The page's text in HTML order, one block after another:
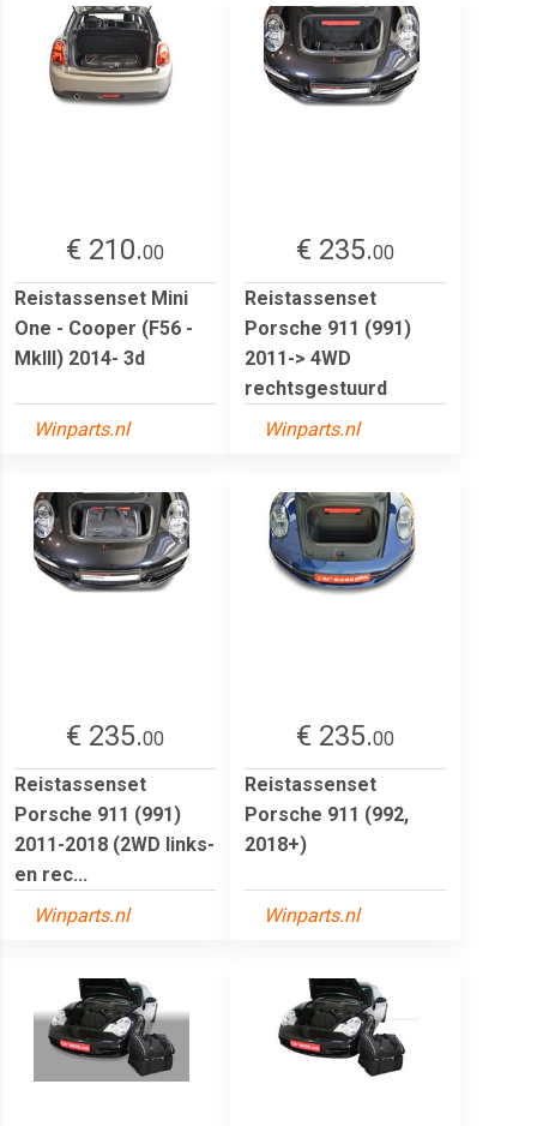
€ 210.00
Reistassenset Mini
One - Cooper (F56 -
MkIII) 2014- 3d
Winparts.nl
€ 235.00
Reistassenset
Porsche 911 (991)
2011-> 4WD
rechtsgestuurd
Winparts.nl
€ 235.00
Reistassenset
Porsche 911 (991)
2011-2018 (2WD links-
en rec...
Winparts.nl
€ 235.00
Reistassenset
Porsche 911 (992,
2018+)
Winparts.nl